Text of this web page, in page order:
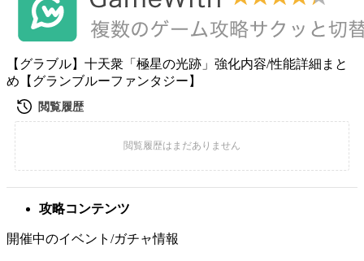
【グラブル】十天衆「極星の光跡」強化内容/性能詳細まと
め【グランブルーファンタジー】
攻略コンテンツ
開催中のイベント/ガチャ情報